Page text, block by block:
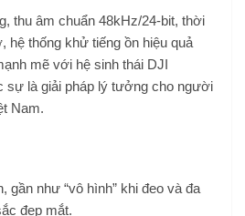
thu âm chuẩn 48kHz/24-bit, thời
hệ thống khử tiếng ồn hiệu quả
mẽ với hệ sinh thái DJI
sự là giải pháp lý tưởng cho người
Nam.
gần như “vô hình” khi đeo và đa
đẹp mắt.